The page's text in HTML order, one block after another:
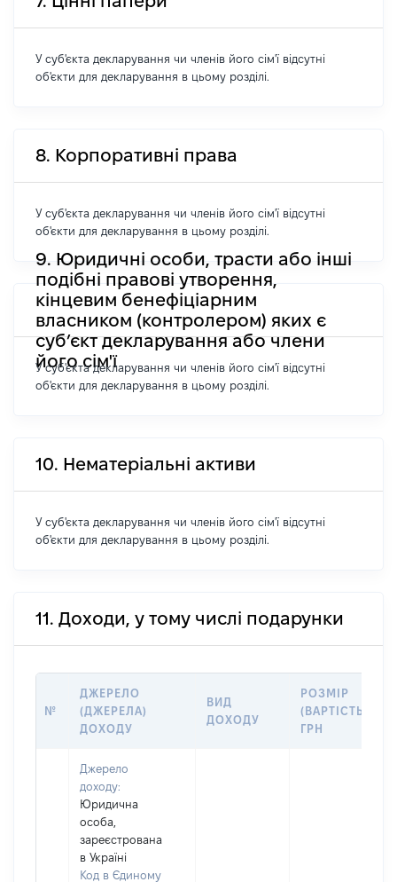
У суб'єкта декларування чи членів його сім'ї відсутні
об'єкти для декларування в цьому розділі.
8. Корпоративні права
У суб'єкта декларування чи членів його сім'ї відсутні
об'єкти для декларування в цьому розділі.
9. Юридичні особи, трасти або інші
подібні правові утворення,
кінцевим бенефіціарним
власником (контролером) яких є
суб’єкт декларування або члени
його сім'ї
У суб'єкта декларування чи членів його сім'ї відсутні
об'єкти для декларування в цьому розділі.
10. Нематеріальні активи
У суб'єкта декларування чи членів його сім'ї відсутні
об'єкти для декларування в цьому розділі.
11. Доходи, у тому числі подарунки
№
ДЖЕРЕЛО
(ДЖЕРЕЛА)
ДОХОДУ
ВИД
ДОХОДУ
РОЗМІР
(ВАРТІСТЬ),
ГРН
Джерело
доходу:
Юридична
особа,
зареєстрована
в Україні
Код в Єдиному